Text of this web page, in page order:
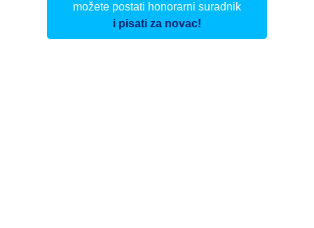
možete postati honorarni suradnik
i pisati za novac!